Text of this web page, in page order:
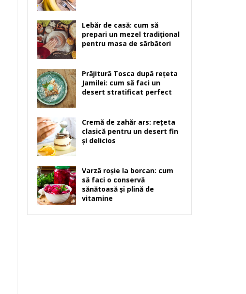
Lebăr de casă: cum să
prepari un mezel tradițional
pentru masa de sărbători
Prăjitură Tosca după rețeta
Jamilei: cum să faci un
desert stratificat perfect
Cremă de zahăr ars: rețeta
clasică pentru un desert fin
și delicios
Varză roșie la borcan: cum
să faci o conservă
sănătoasă și plină de
vitamine